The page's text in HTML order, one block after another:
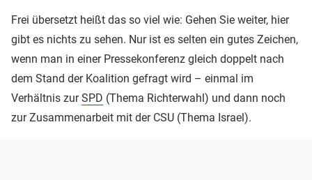
Frei übersetzt heißt das so viel wie: Gehen Sie weiter, hier
gibt es nichts zu sehen. Nur ist es selten ein gutes Zeichen,
wenn man in einer Pressekonferenz gleich doppelt nach
dem Stand der Koalition gefragt wird – einmal im
Verhältnis zurSPD (Thema Richterwahl) und dann noch
zur Zusammenarbeit mit der CSU (Thema Israel).